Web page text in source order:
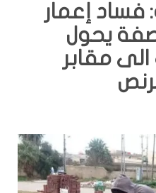
فساد إعمار
يحول
مقابر